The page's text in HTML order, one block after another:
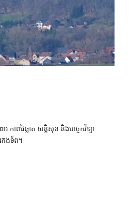
ាពវៃឆ្លាត សន្តិសុខ និងបច្ចេកវិទ្យា
កងទ័ព។